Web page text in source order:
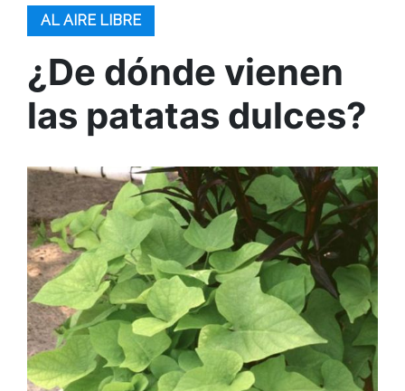
AL AIRE LIBRE
¿De dónde vienen
las patatas dulces?